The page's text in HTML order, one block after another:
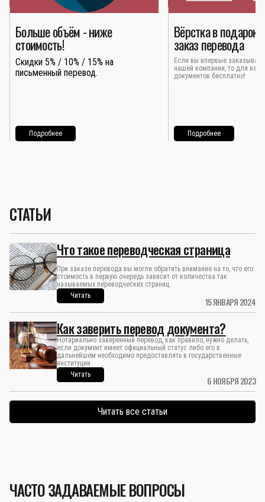
Больше объём - ниже
стоимость!
Скидки 5% / 10% / 15% на
письменный перевод.
Подробнее
Вёрстка в подарок
заказ перевода
Если вы впервые
нашей компании, то для вас
документов бесплатно!
Подробнее
СТАТЬИ
15 ЯНВАРЯ 2024
Что такое переводческая страница
При заказе перевода вы могли обратить внимание на то, что его
стоимость в первую очередь зависит от количества так
называемых переводческих страниц.
Читать
6 НОЯБРЯ 2023
Как заверить перевод документа?
Нотариально заверенный перевод, как правило, нужно делать,
если документ имеет официальный статус либо его в
дальнейшем необходимо предоставлять в государственные
институции.
Читать
Читать все статьи
ЧАСТО ЗАДАВАЕМЫЕ ВОПРОСЫ